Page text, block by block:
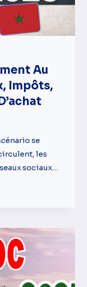
Au
Impôts,
se
les
sociaux…